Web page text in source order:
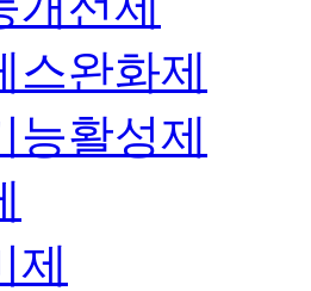
스완화제
능활성제
제